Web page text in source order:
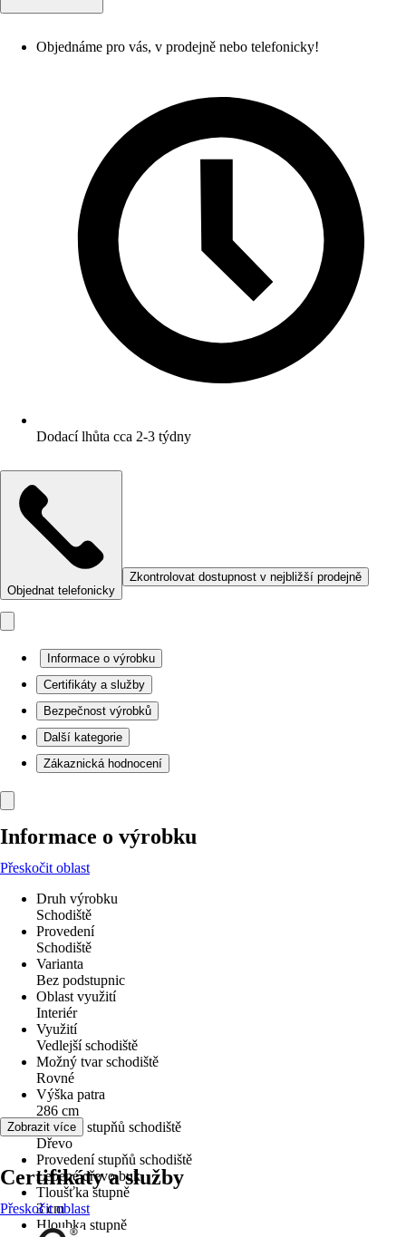
Objednáme pro vás, v prodejně nebo telefonicky!
Dodací lhůta cca 2-3 týdny
Objednat telefonicky
Zkontrolovat dostupnost v nejbližší prodejně
Informace o výrobku
Certifikáty a služby
Bezpečnost výrobků
Další kategorie
Zákaznická hodnocení
Informace o výrobku
Přeskočit oblast
Druh výrobku
Schodiště
Provedení
Schodiště
Varianta
Bez podstupnic
Oblast využití
Interiér
Využití
Vedlejší schodiště
Možný tvar schodiště
Rovné
Výška patra
286 cm
Materiál stupňů schodiště
Dřevo
Provedení stupňů schodiště
Lepené dřevo buk
Tloušťka stupně
3 cm
Hloubka stupně
Zobrazit více
Certifikáty a služby
Přeskočit oblast